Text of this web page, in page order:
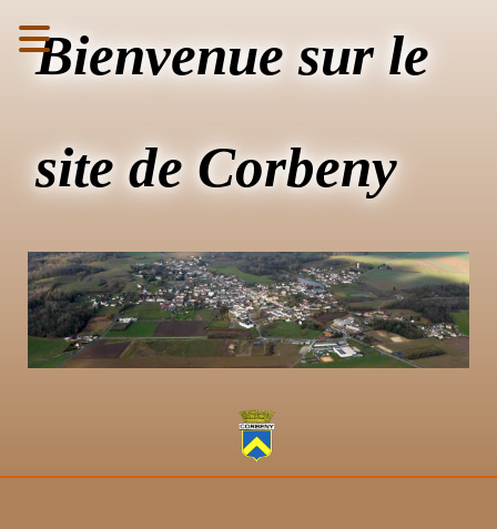
Bienvenue sur le
site de Corbeny